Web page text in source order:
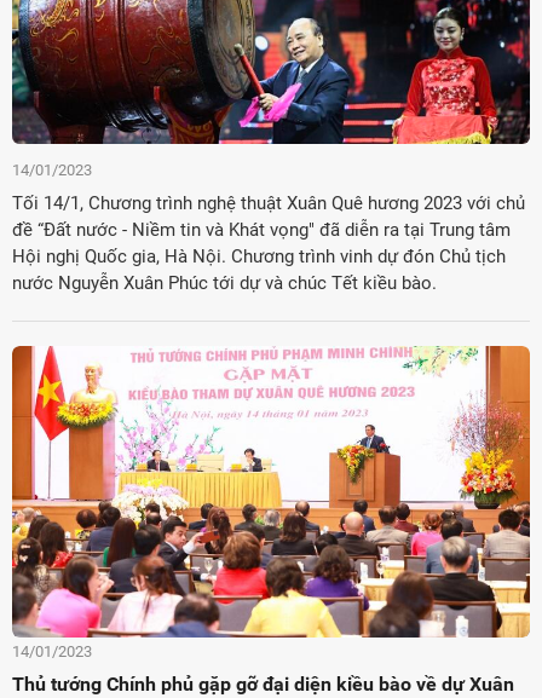
14/01/2023
Tối 14/1, Chương trình nghệ thuật Xuân Quê hương 2023 với chủ
đề “Đất nước - Niềm tin và Khát vọng" đã diễn ra tại Trung tâm
Hội nghị Quốc gia, Hà Nội. Chương trình vinh dự đón Chủ tịch
nước Nguyễn Xuân Phúc tới dự và chúc Tết kiều bào.
14/01/2023
Thủ tướng Chính phủ gặp gỡ đại diện kiều bào về dự Xuân